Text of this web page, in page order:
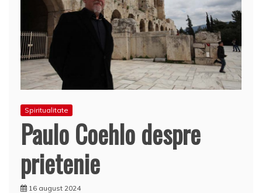
Spiritualitate
Paulo Coehlo despre
prietenie
16 august 2024